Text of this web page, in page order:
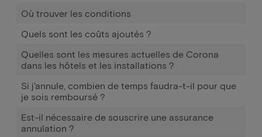
Où trouver les conditions
Quels sont les coûts ajoutés ?
Quelles sont les mesures actuelles de Corona
dans les hôtels et les installations ?
Si j'annule, combien de temps faudra-t-il pour que
je sois remboursé ?
Est-il nécessaire de souscrire une assurance
annulation ?